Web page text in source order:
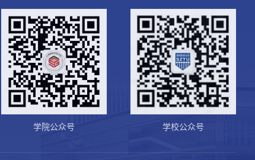
学院公众号 学校公众号